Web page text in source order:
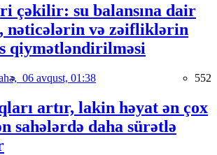
çəkilir: su balansına dair
nəticələrin və zəifliklərin
qiymətləndirilməsi
06 avqust, 01:38 552
artır, lakin həyat ən çox
sahələrdə daha sürətlə